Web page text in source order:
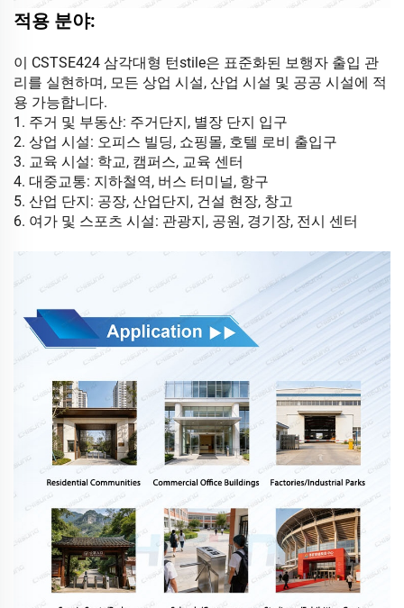
적용 분야:
이 CSTSE424 삼각대형 턴stile은 표준화된 보행자 출입 관
리를 실현하며, 모든 상업 시설, 산업 시설 및 공공 시설에 적
용 가능합니다.
1. 주거 및 부동산: 주거단지, 별장 단지 입구
2. 상업 시설: 오피스 빌딩, 쇼핑몰, 호텔 로비 출입구
3. 교육 시설: 학교, 캠퍼스, 교육 센터
4. 대중교통: 지하철역, 버스 터미널, 항구
5. 산업 단지: 공장, 산업단지, 건설 현장, 창고
6. 여가 및 스포츠 시설: 관광지, 공원, 경기장, 전시 센터